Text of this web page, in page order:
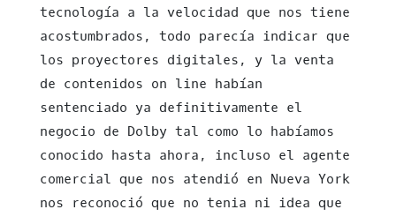
tecnología a la velocidad que nos tiene
acostumbrados, todo parecía indicar que
los proyectores digitales, y la venta
de contenidos on line habían
sentenciado ya definitivamente el
negocio de Dolby tal como lo habíamos
conocido hasta ahora, incluso el agente
comercial que nos atendió en Nueva York
nos reconoció que no tenia ni idea que